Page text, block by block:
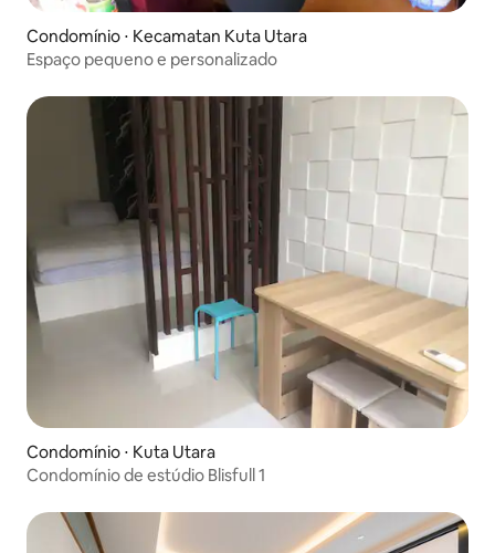
Condomínio ⋅ Kecamatan Kuta Utara
Espaço pequeno e personalizado
Condomínio ⋅ Kuta Utara
Condomínio de estúdio Blisfull 1